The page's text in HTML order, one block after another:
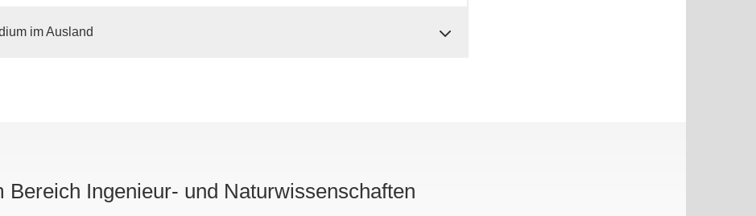
im Ausland
Bereich Ingenieur- und Naturwissenschaften